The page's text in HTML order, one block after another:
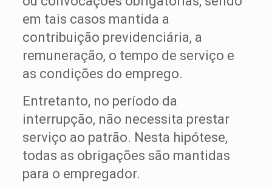
em tais casos mantida a
contribuição previdenciária, a
remuneração, o tempo de serviço e
as condições do emprego.
Entretanto, no período da
interrupção, não necessita prestar
serviço ao patrão. Nesta hipótese,
todas as obrigações são mantidas
para o empregador.